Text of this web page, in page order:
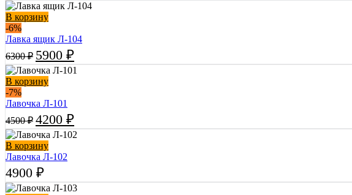
В корзину
-6%
Лавка ящик Л-104
6300₽ 5900 ₽
В корзину
-7%
Лавочка Л-101
4500₽ 4200 ₽
В корзину
Лавочка Л-102
4900 ₽